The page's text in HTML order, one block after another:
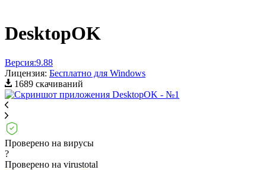
DesktopOK
Версия:9.88
Лицензия: Бесплатно для Windows
1689 скачиваний
Проверено на вирусы
?
Проверено на virustotal